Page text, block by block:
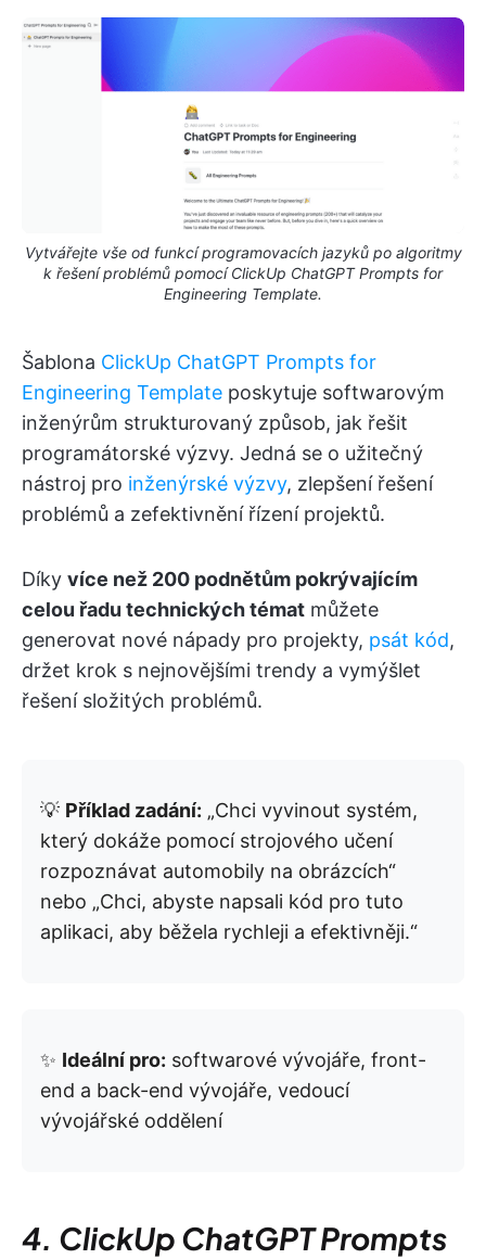
Vytvářejte vše od funkcí programovacích jazyků po algoritmy
k řešení problémů pomocí ClickUp ChatGPT Prompts for
Engineering Template.
Šablona ClickUp ChatGPT Prompts for
Engineering Template poskytuje softwarovým
inženýrům strukturovaný způsob, jak řešit
programátorské výzvy. Jedná se o užitečný
nástroj pro inženýrské výzvy, zlepšení řešení
problémů a zefektivnění řízení projektů.
Díky více než 200 podnětům pokrývajícím
celou řadu technických témat můžete
generovat nové nápady pro projekty, psát kód,
držet krok s nejnovějšími trendy a vymýšlet
řešení složitých problémů.
💡 Příklad zadání: „Chci vyvinout systém,
který dokáže pomocí strojového učení
rozpoznávat automobily na obrázcích“
nebo „Chci, abyste napsali kód pro tuto
aplikaci, aby běžela rychleji a efektivněji.“
✨ Ideální pro: softwarové vývojáře, front-
end a back-end vývojáře, vedoucí
vývojářské oddělení
4. ClickUp ChatGPT Prompts